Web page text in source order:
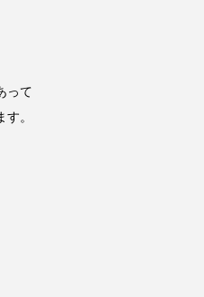
って
。